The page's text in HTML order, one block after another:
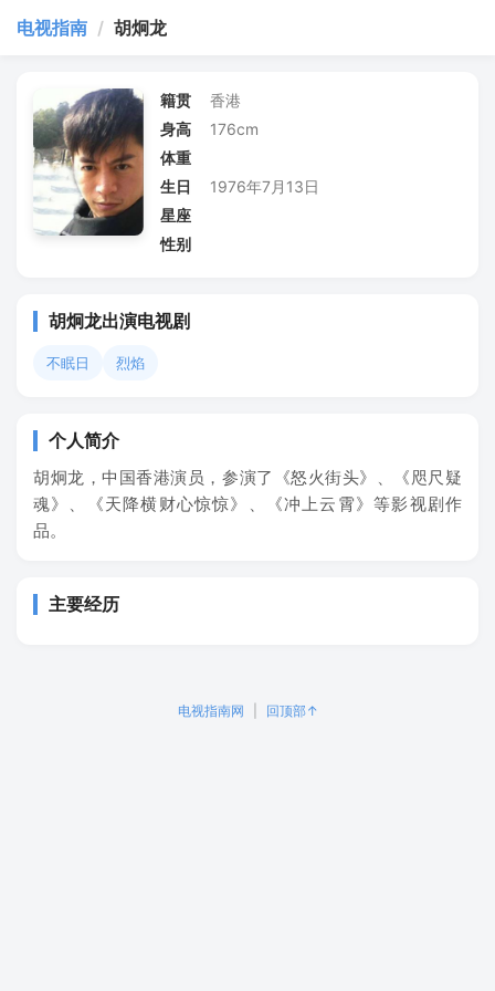
电视指南 / 胡炯龙
籍贯
香港
身高
176cm
体重
生日
1976年7月13日
星座
性别
胡炯龙出演电视剧
不眠日 烈焰
个人简介
胡炯龙，中国香港演员，参演了《怒火街头》、《咫尺疑
魂》、《天降横财心惊惊》、《冲上云霄》等影视剧作
品。
主要经历
电视指南网 回顶部↑